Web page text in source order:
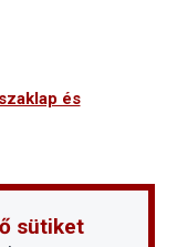
és
sütiket